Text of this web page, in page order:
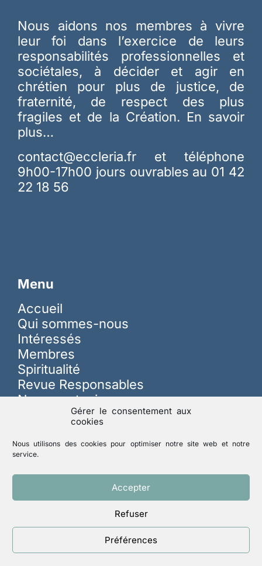
Gérer le consentement aux
cookies
Nous utilisons des cookies pour optimiser notre site web et notre
service.
Accepter
Refuser
Préférences
Nous aidons nos membres à vivre
leur foi dans l’exercice de leurs
responsabilités professionnelles et
sociétales, à décider et agir en
chrétien pour plus de justice, de
fraternité, de respect des plus
fragiles et de la Création. En savoir
plus…
contact@eccleria.fr et téléphone
9h00-17h00 jours ouvrables au 01 42
22 18 56
Menu
Accueil
Qui sommes-nous
Intéressés
Membres
Spiritualité
Revue Responsables
Nous soutenir
Lutte contre les abus
Mentions légales
Politique de confidentialité
ACCK